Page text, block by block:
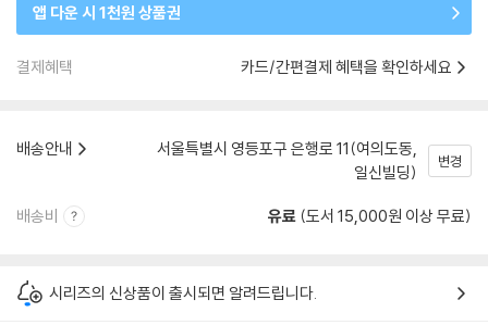
앱 다운 시 1천원 상품권
결제혜택 카드/간편결제 혜택을 확인하세요
배송안내
서울특별시 영등포구 은행로 11(여의도동,
일신빌딩)
변경
배송비 유료 (도서 15,000원 이상 무료)
시리즈의 신상품이 출시되면 알려드립니다.